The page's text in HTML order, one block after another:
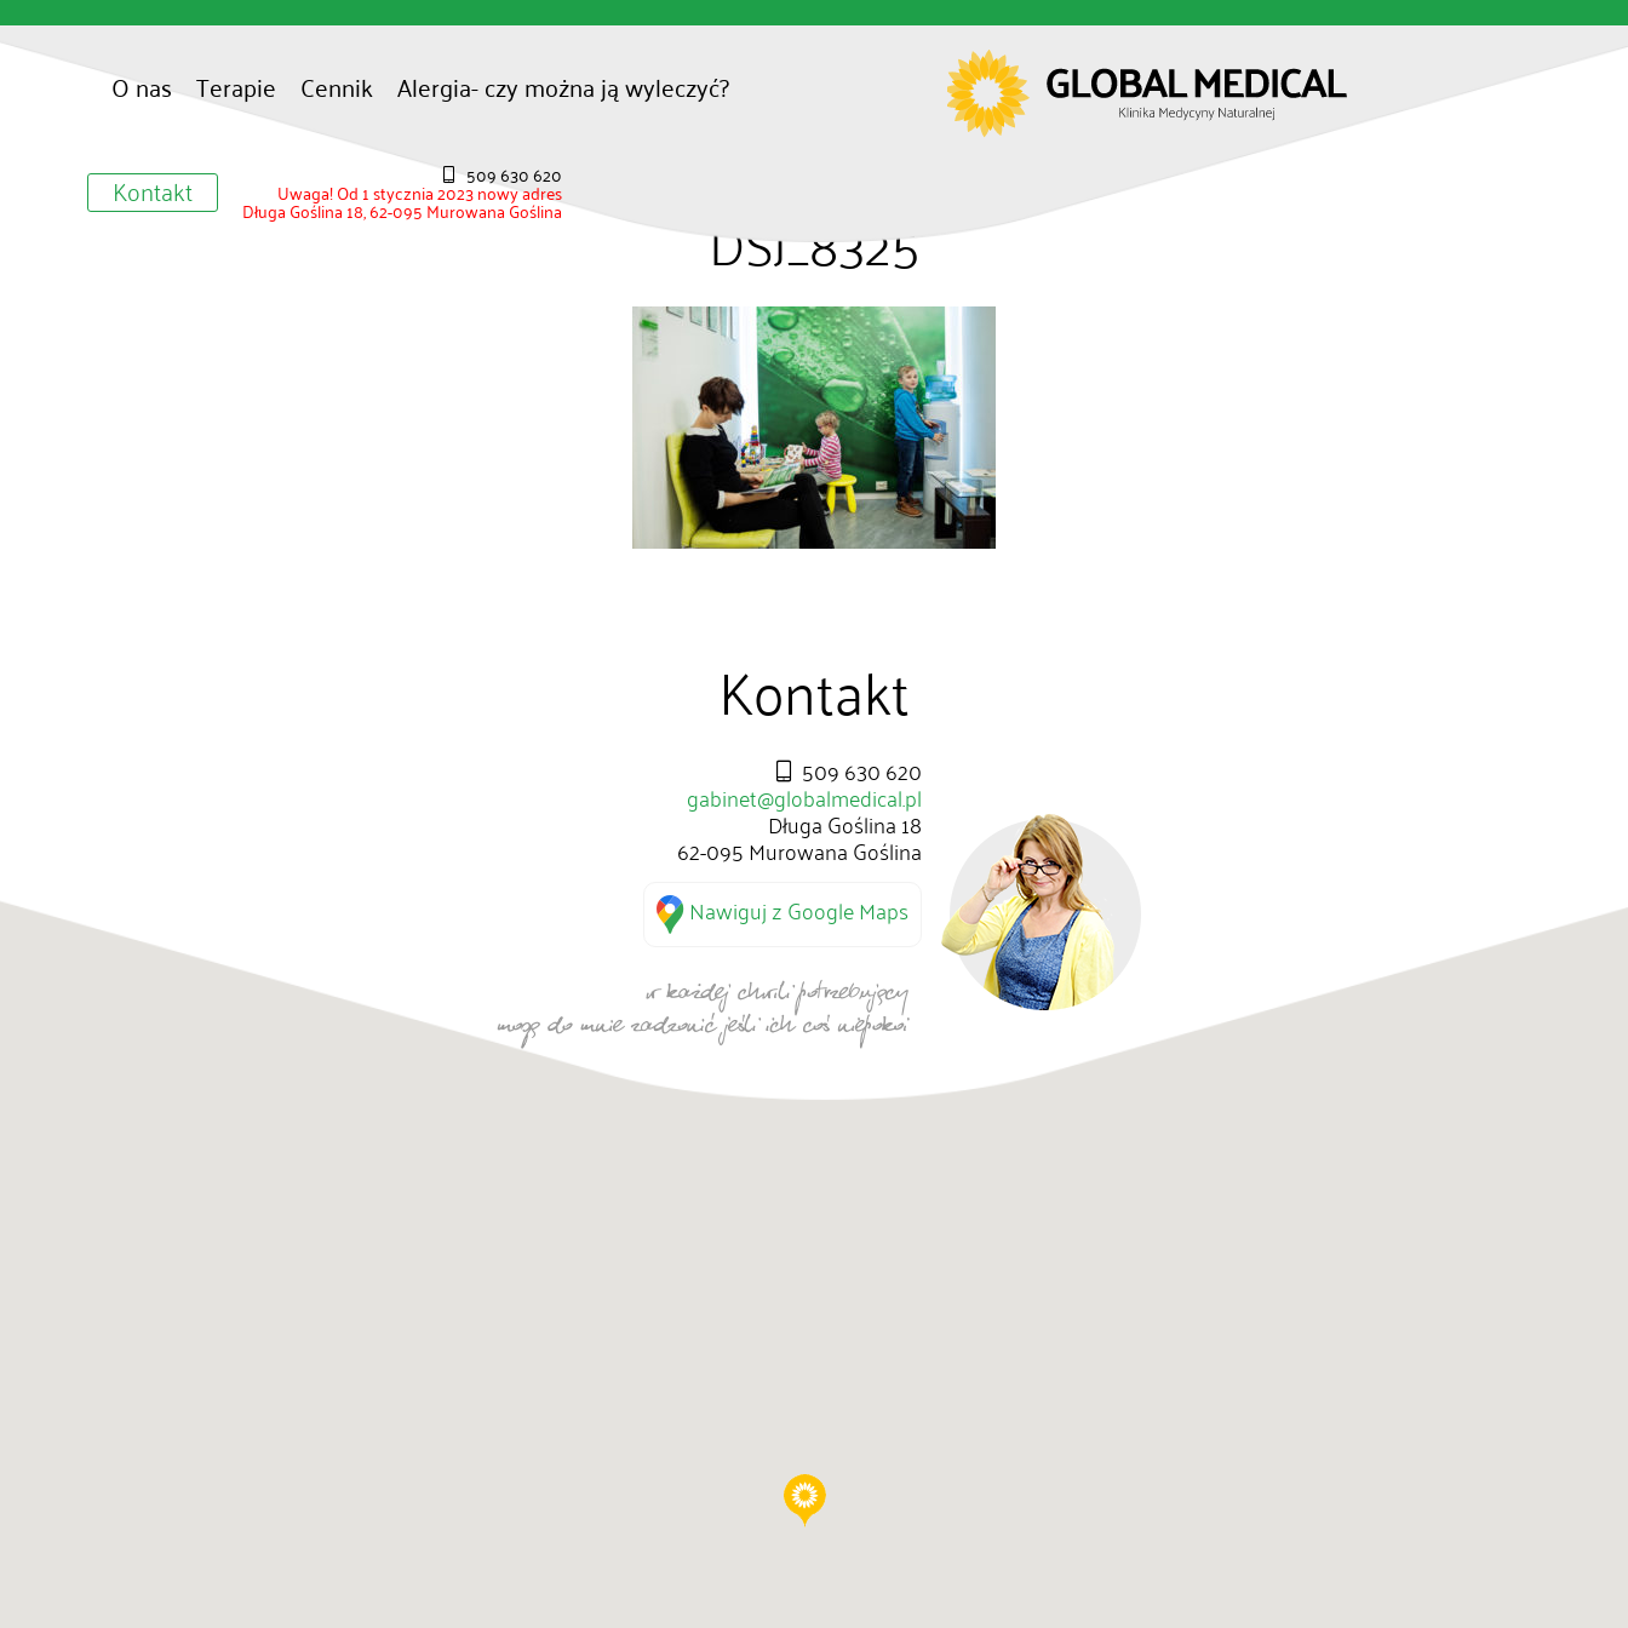
O nas Terapie Cennik Alergia- czy można ją wyleczyć?
Kontakt 509 630 620
Uwaga! Od 1 stycznia 2023 nowy adres
Długa Goślina 18, 62-095 Murowana Goślina DSJ_8325
Kontakt
509 630 620
gabinet@globalmedical.pl
Długa Goślina 18
62-095 Murowana Goślina
Nawiguj z Google Maps